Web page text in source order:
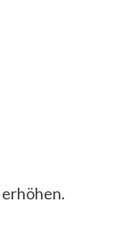
erhöhen.